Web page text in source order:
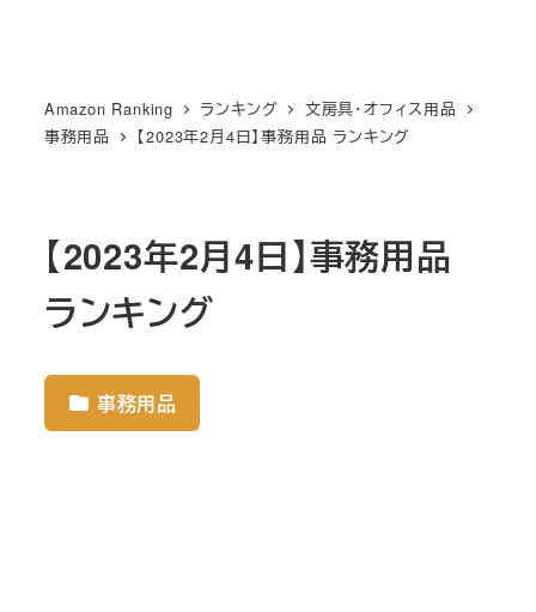
Amazon Ranking ランキング
文房具・オフィス用品
事務用品
【2023年2月4日】事務用品 ランキング
【2023年2月4日】事務用品
ランキング
事務用品